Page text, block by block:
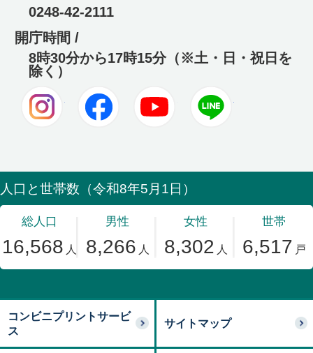
0248-42-2111
開庁時間 /
8時30分から17時15分（※土・日・祝日を
除く）
Instagram Facebook Youtube
コンビニプリントサービ
ス
サイトマップ